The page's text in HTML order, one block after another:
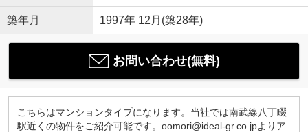
築年月 1997年 12月(築28年)
お問い合わせ(無料)
こちらはマンションタイプになります。当社では南武線八丁畷
駅近くの物件をご紹介可能です。oomori@ideal-gr.co.jpよりア